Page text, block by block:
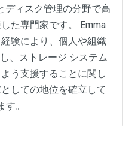
ディスク管理の分野で高
た専門家です。 Emma
験により、個人や組織
、ストレージ システム
う支援することに関し
しての地位を確立して
す。